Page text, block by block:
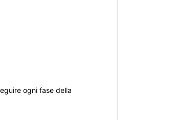
ogni fase della